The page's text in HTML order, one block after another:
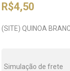
R$4,50
(SITE) QUINOA
Simulação de frete